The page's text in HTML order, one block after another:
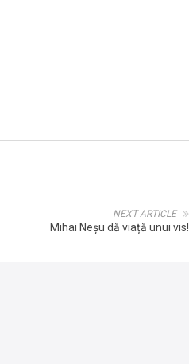
NEXT ARTICLE
Mihai Neșu dă viață unui vis!